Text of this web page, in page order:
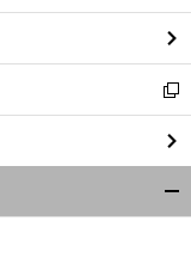
ウ
で
開
く
新
し
い
ウ
ィ
ン